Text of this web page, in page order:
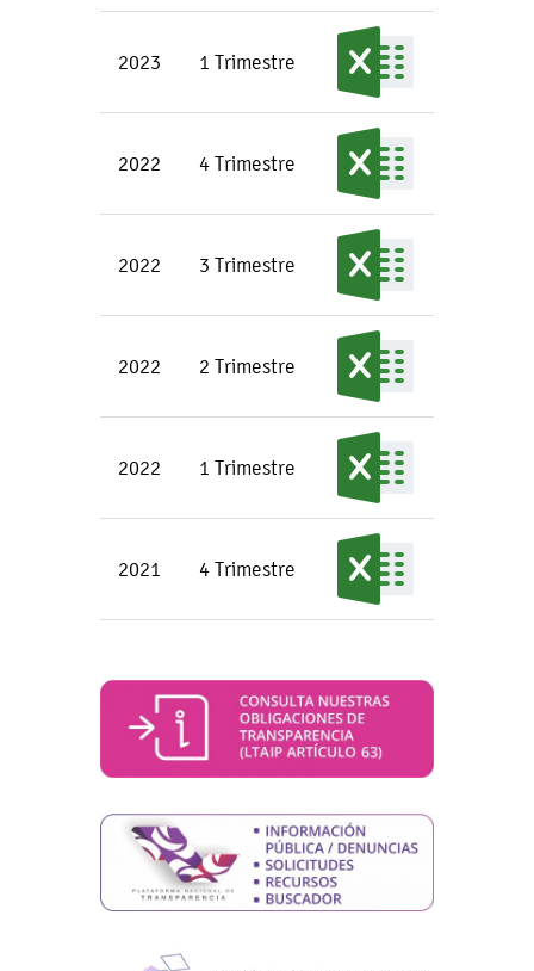
2023 1 Trimestre
2022 4 Trimestre
2022 3 Trimestre
2022 2 Trimestre
2022 1 Trimestre
2021 4 Trimestre